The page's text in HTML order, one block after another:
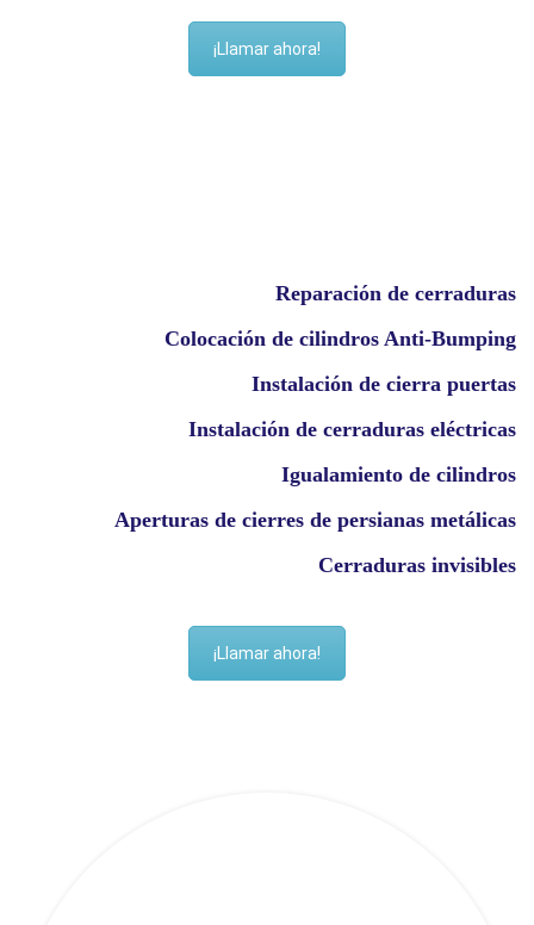
¡Llamar ahora!
Reparación de cerraduras
Colocación de cilindros Anti-Bumping
Instalación de cierra puertas
Instalación de cerraduras eléctricas
Igualamiento de cilindros
Aperturas de cierres de persianas metálicas
Cerraduras invisibles
¡Llamar ahora!